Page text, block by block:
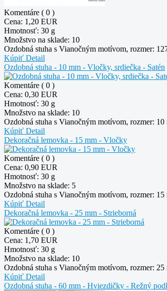
Komentáre ( 0 )
Cena: 1,20 EUR
Hmotnosť: 30 g
Množstvo na sklade: 10
Ozdobná stuha s Vianočným motívom, rozmer:
Kúpiť Detail
Ozdobná stuha - 10 mm - Vločky, srdiečka - Satén
Komentáre ( 0 )
Cena: 0,30 EUR
Hmotnosť: 30 g
Množstvo na sklade: 10
Ozdobná stuha s Vianočným motívom, rozmer:
Kúpiť Detail
Dekoračná lemovka - 15 mm - Vločky
Komentáre ( 0 )
Cena: 0,90 EUR
Hmotnosť: 30 g
Množstvo na sklade: 5
Ozdobná stuha s Vianočným motívom, rozmer:
Kúpiť Detail
Dekoračná lemovka - 25 mm - Strieborná
Komentáre ( 0 )
Cena: 1,70 EUR
Hmotnosť: 30 g
Množstvo na sklade: 10
Ozdobná stuha s Vianočným motívom, rozmer:
Kúpiť Detail
Ozdobná stuha - 60 mm - Hviezdičky - Režný